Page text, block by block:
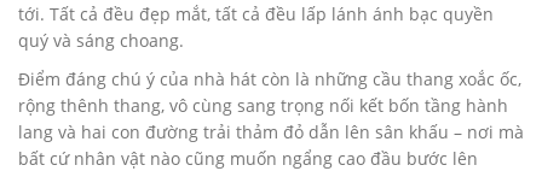
tới. Tất cả đều đẹp mắt, tất cả đều lấp lánh ánh bạc quyền
quý và sáng choang.
Điểm đáng chú ý của nhà hát còn là những cầu thang xoắc ốc,
rộng thênh thang, vô cùng sang trọng nối kết bốn tầng hành
lang và hai con đường trải thảm đỏ dẫn lên sân khấu – nơi mà
bất cứ nhân vật nào cũng muốn ngẩng cao đầu bước lên